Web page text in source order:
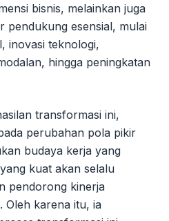
bisnis, melainkan juga
pendukung esensial, mulai
inovasi teknologi,
hingga peningkatan
transformasi ini,
perubahan pola pikir
budaya kerja yang
kuat akan selalu
pendorong kinerja
Oleh karena itu, ia